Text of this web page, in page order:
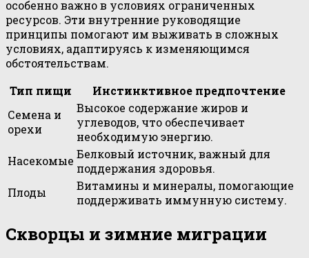
особенно важно в условиях ограниченных
ресурсов. Эти внутренние руководящие
принципы помогают им выживать в сложных
условиях, адаптируясь к изменяющимся
обстоятельствам.
Тип пищи
Инстинктивное предпочтение
Семена и
орехи
Высокое содержание жиров и
углеводов, что обеспечивает
необходимую энергию.
Насекомые Белковый источник, важный для
поддержания здоровья.
Плоды
Витамины и минералы, помогающие
поддерживать иммунную систему.
Скворцы и зимние миграции